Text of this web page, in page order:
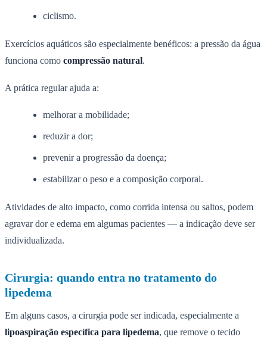
ciclismo.
Exercícios aquáticos são especialmente benéficos: a pressão da água
funciona como compressão natural.
A prática regular ajuda a:
melhorar a mobilidade;
reduzir a dor;
prevenir a progressão da doença;
estabilizar o peso e a composição corporal.
Atividades de alto impacto, como corrida intensa ou saltos, podem
agravar dor e edema em algumas pacientes — a indicação deve ser
individualizada.
Cirurgia: quando entra no tratamento do
lipedema
Em alguns casos, a cirurgia pode ser indicada, especialmente a
lipoaspiração específica para lipedema, que remove o tecido